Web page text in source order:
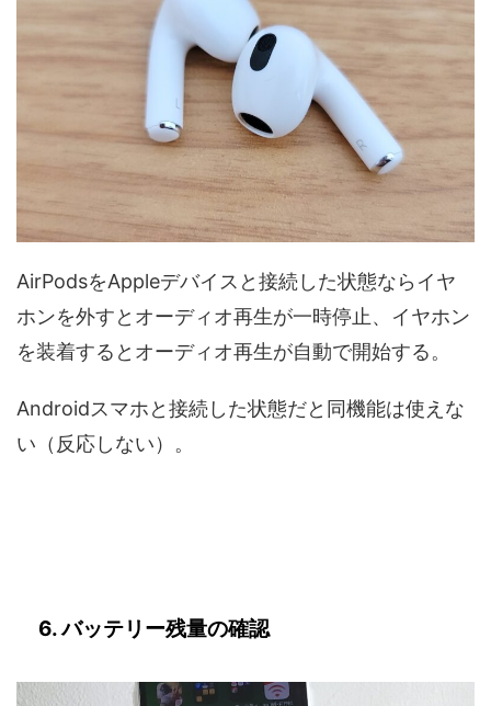
AirPodsをAppleデバイスと接続した状態ならイヤ
ホンを外すとオーディオ再生が一時停止、イヤホン
を装着するとオーディオ再生が自動で開始する。
Androidスマホと接続した状態だと同機能は使えな
い（反応しない）。
6. バッテリー残量の確認